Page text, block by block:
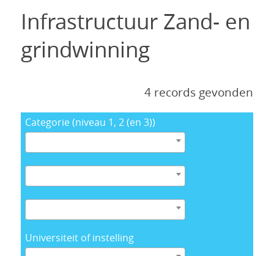
Infrastructuur Zand- en
grindwinning
4 records gevonden
Categorie (niveau 1, 2 (en 3))
Universiteit of instelling